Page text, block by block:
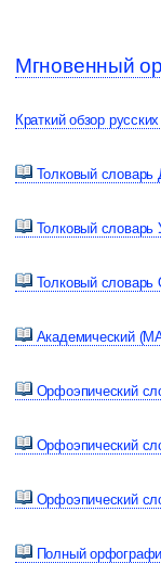
Мгновенный
Краткий обзор
Толковый словарь
Толковый словарь
Толковый словарь
Академический
Орфоэпический
Орфоэпический
Орфоэпический
Полный